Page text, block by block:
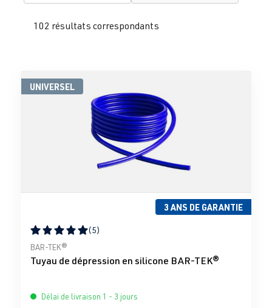
102 résultats correspondants
UNIVERSEL
3 ANS DE GARANTIE
Note moyenne de 5 sur 5 étoiles
(5)
BAR-TEK®
Tuyau de dépression en silicone BAR-TEK®
Délai de livraison 1 - 3 jours